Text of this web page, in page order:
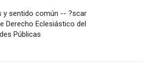
y sentido común -- ?scar
Derecho Eclesiástico del
Públicas